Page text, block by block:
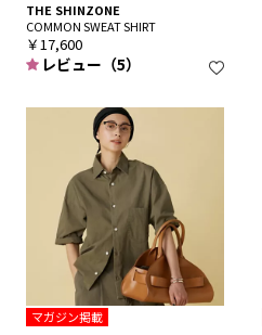
THE SHINZONE
COMMON SWEAT SHIRT
￥17,600
レビュー（5）
マガジン掲載